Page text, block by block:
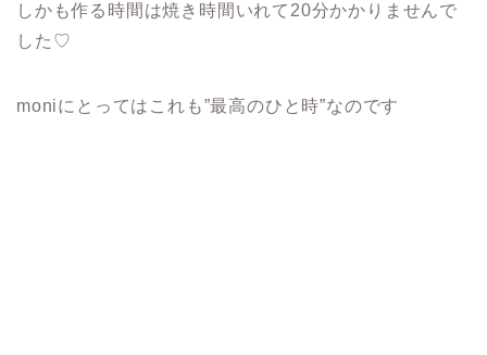
しかも作る時間は焼き時間いれて20分かかりませんで
した♡
moniにとってはこれも”最高のひと時”なのです